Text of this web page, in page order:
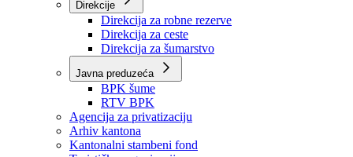
Kantonalna uprava za inspekcijske poslove
Kantonalna uprava civilne zaštite
Direkcije
Direkcija za robne rezerve
Direkcija za ceste
Direkcija za šumarstvo
Javna preduzeća
BPK šume
RTV BPK